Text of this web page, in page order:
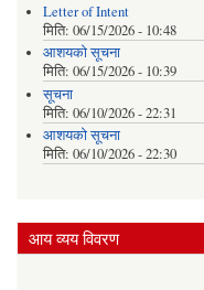
Letter of Intent
मिति: 06/15/2026 - 10:48
आशयको सूचना
मिति: 06/15/2026 - 10:39
सूचना
मिति: 06/10/2026 - 22:31
आशयको सूचना
मिति: 06/10/2026 - 22:30
आय व्यय विवरण